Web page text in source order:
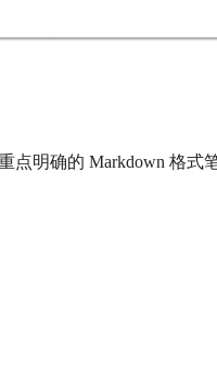
点明确的 Markdown 格式